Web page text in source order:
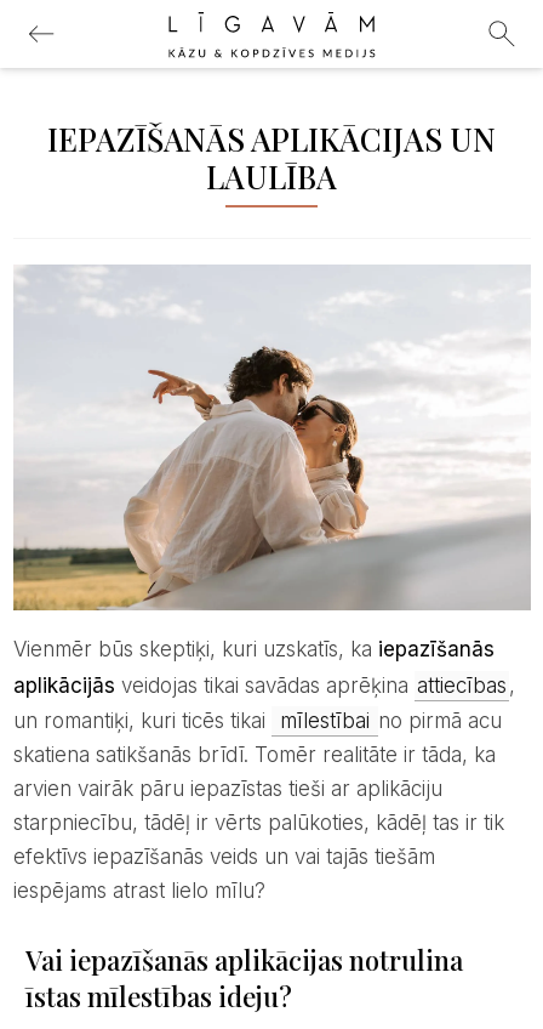
IEPAZĪŠANĀS APLIKĀCIJAS UN
LAULĪBA
Vienmēr būs skeptiķi, kuri uzskatīs, ka iepazīšanās
aplikācijās veidojas tikai savādas aprēķina attiecības ,
un romantiķi, kuri ticēs tikai
mīlestībai no pirmā acu
skatiena satikšanās brīdī. Tomēr realitāte ir tāda, ka
arvien vairāk pāru iepazīstas tieši ar aplikāciju
starpniecību, tādēļ ir vērts palūkoties, kādēļ tas ir tik
efektīvs iepazīšanās veids un vai tajās tiešām
iespējams atrast lielo mīlu?
Vai iepazīšanās aplikācijas notrulina
īstas mīlestības ideju?